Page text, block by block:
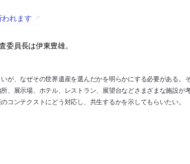
れます
委員長は伊東豊雄。
が、なぜその世界遺産を選んだかを明らかにする必要がある。
、展示場、ホテル、レストラン、展望台などさまざまな施設が
コンテクストにどう対応し、共生するかを示してもらいたい。